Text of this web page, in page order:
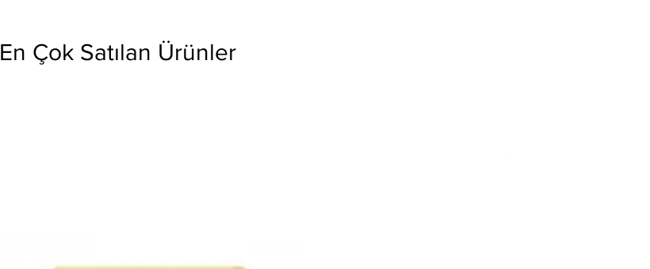
En Çok Satılan Ürünler